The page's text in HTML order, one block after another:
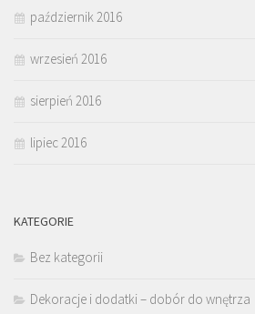
październik 2016
wrzesień 2016
sierpień 2016
lipiec 2016
KATEGORIE
Bez kategorii
Dekoracje i dodatki – dobór do wnętrza